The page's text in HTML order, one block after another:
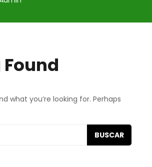
what you’re looking for. Perhaps